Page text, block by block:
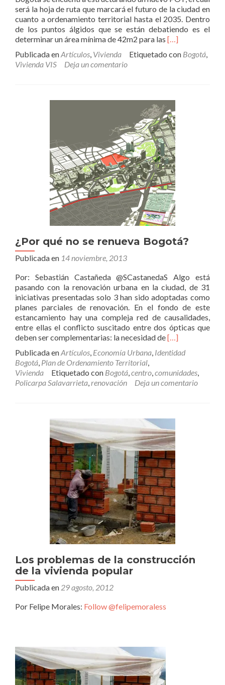
será la hoja de ruta que marcará el futuro de la ciudad en
cuanto a ordenamiento territorial hasta el 2035. Dentro
de los puntos álgidos que se están debatiendo es el
determinar un área mínima de 42m2 para las Leer
VIS
ser
de
mínimo
42m2?
[…]
Publicada enArtículos, Vivienda Etiquetado con Bogotá,
Vivienda VIS
Deja un comentario
¿Por qué no se renueva Bogotá?
Publicada en 14 noviembre, 2013
Por: Sebastián Castañeda @SCastanedaS Algo está
pasando con la renovación urbana en la ciudad, de 31
iniciativas presentadas solo 3 han sido adoptadas como
planes parciales de renovación. En el fondo de este
estancamiento hay una compleja red de causalidades,
entre ellas el conflicto suscitado entre dos ópticas que
deben ser complementarias: la necesidad deLeer
qué
se
renueva
[…]
Publicada enArtículos, Economía Urbana, Identidad
Bogotá, Plan de Ordenamiento Territorial,
Vivienda
Etiquetado con Bogotá,centro,comunidades,
Policarpa Salavarrieta,renovación Deja un comentario
Los problemas de la construcción
de la vivienda popular
Publicada en 29 agosto, 2012
Por Felipe Morales: Follow @felipemoraless